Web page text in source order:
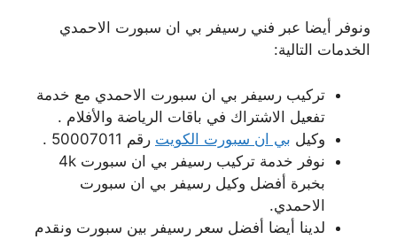
ونوفر أيضا عبر فني رسيفر بي ان سبورت الاحمدي
الخدمات التالية:
تركيب رسيفر بي ان سبورت الاحمدي مع خدمة
تفعيل الاشتراك في باقات الرياضة والأفلام .
وكيل بي ان سبورت الكويت رقم 50007011 .
نوفر خدمة تركيب رسيفر بي ان سبورت 4k
بخبرة أفضل وكيل رسيفر بي ان سبورت
الاحمدي.
لدينا أيضا أفضل سعر رسيفر بين سبورت ونقدم